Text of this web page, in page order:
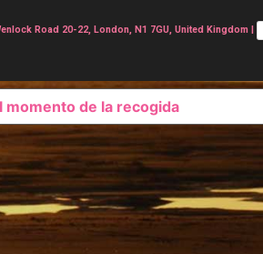
Road 20-22, London, N1 7GU, United Kingdom |
momento de la recogida